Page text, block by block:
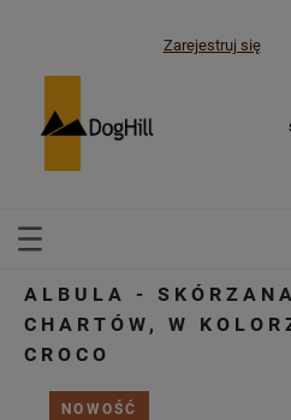
Zarejestruj się
ALBULA -
CHARTÓW, W
CROCO
NOWOŚĆ